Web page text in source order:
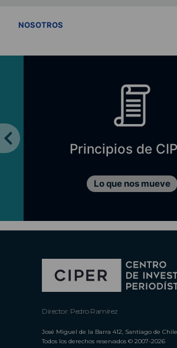
NOSOTROS
Principios de
Lo que nos mueve
Director: Pedro Ramírez
José Miguel de la Barra 412, Santiago de Chile
Todos los derechos reservados © 2007-2026